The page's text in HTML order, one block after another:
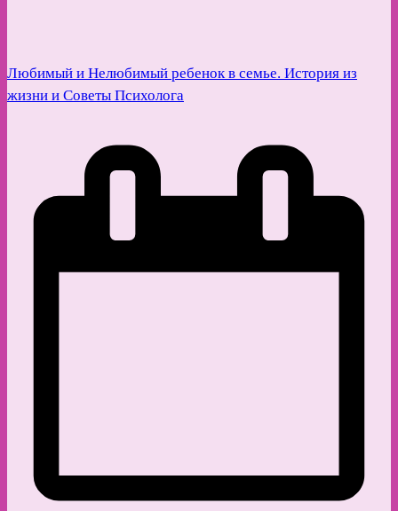
Любимый и Нелюбимый ребенок в семье. История из
жизни и Советы Психолога